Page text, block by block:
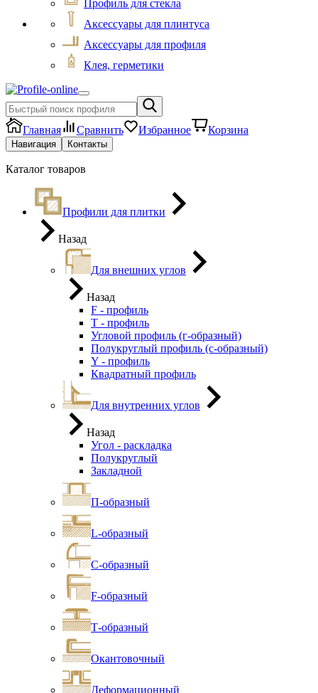
Профиль для стекла
Аксессуары для плинтуса
Аксессуары для профиля
Клея, герметики
Главная Сравнить Избранное Корзина
Навигация Контакты
Каталог товаров
Профили для плитки
Назад
Для внешних углов
Назад
F - профиль
Т - профиль
Угловой профиль (г-образный)
Полукруглый профиль (с-образный)
Y - профиль
Квадратный профиль
Для внутренних углов
Назад
Угол - раскладка
Полукруглый
Закладной
П-образный
L-образный
С-образный
F-образный
Т-образный
Окантовочный
Деформационный